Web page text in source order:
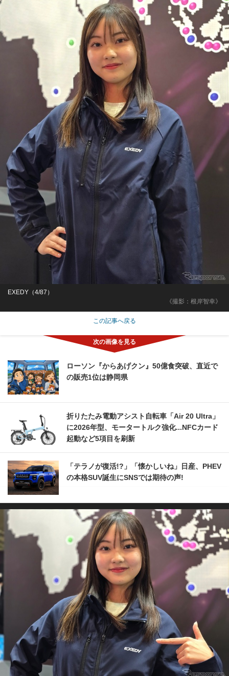
《撮影：根岸智幸》
EXEDY（4/87）
この記事へ戻る
ローソン『からあげクン』50億食突破、直近で
の販売1位は静岡県
折りたたみ電動アシスト自転車「Air 20 Ultra」
に2026年型、モータートルク強化...NFCカード
起動など5項目を刷新
「テラノが復活!?」「懐かしいね」日産、PHEV
の本格SUV誕生にSNSでは期待の声!